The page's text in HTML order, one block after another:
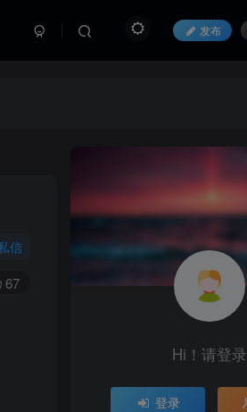
发布
信
67
Hi！请登录
登录